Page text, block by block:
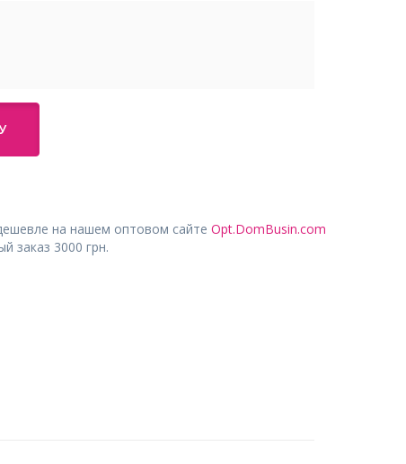
на нашем оптовом сайте Opt.DomBusin.com
заказ 3000 грн.